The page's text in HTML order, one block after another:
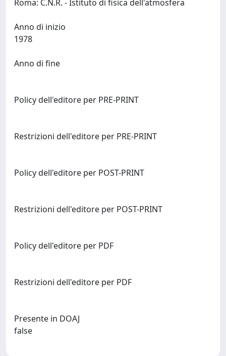
Anno di inizio
Anno di fine
Policy dell'editore per PRE-PRINT
Restrizioni dell'editore per PRE-PRINT
Policy dell'editore per POST-PRINT
Restrizioni dell'editore per POST-PRINT
Policy dell'editore per PDF
Restrizioni dell'editore per PDF
Presente in DOAJ